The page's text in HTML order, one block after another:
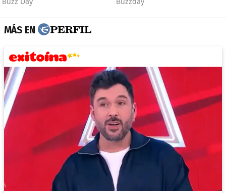
MÁS EN